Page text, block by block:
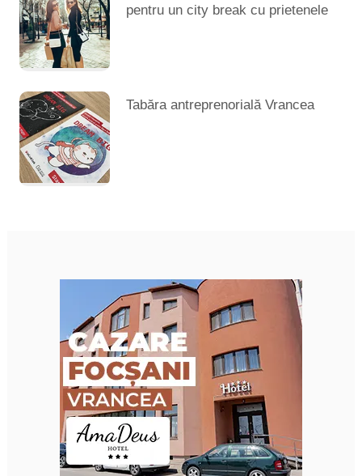
pentru un city break cu prietenele
Tabăra antreprenorială Vrancea